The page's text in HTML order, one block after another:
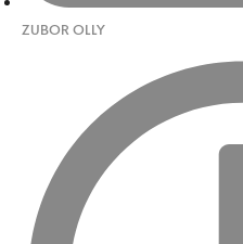
ZUBOR OLLY